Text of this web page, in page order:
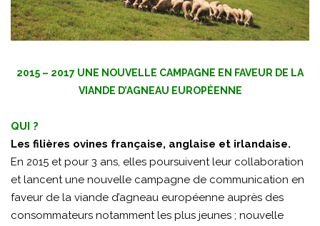
2015 – 2017 UNE NOUVELLE CAMPAGNE EN FAVEUR DE LA
VIANDE D’AGNEAU EUROPÉENNE
QUI ?
Les filières ovines française, anglaise et irlandaise.
En 2015 et pour 3 ans, elles poursuivent leur collaboration
et lancent une nouvelle campagne de communication en
faveur de la viande d’agneau européenne auprès des
consommateurs notamment les plus jeunes ; nouvelle